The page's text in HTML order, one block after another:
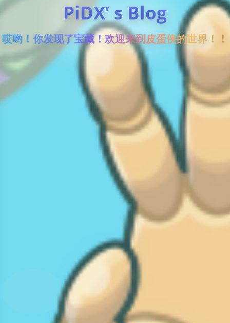
PiDX’ s Blog
哎哟！你发现了宝藏！欢迎来到皮蛋侠的世界！！